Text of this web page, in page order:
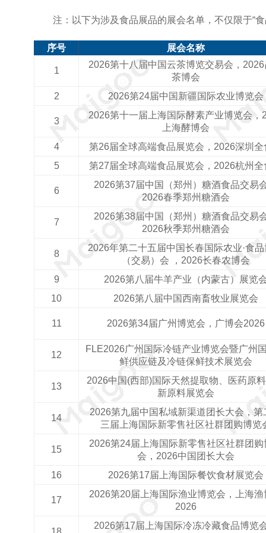
注：以下为涉及食品展品的展会名单，不仅限于“
序号
展会名称
2026第十八届中国云茶博览交易会，2026
茶博会
2026第24届中国新疆国际农业博览会
2026第十一届上海国际酵素产业博览会，
上海酵博会
第26届全球高端食品展览会，2026深圳全
第27届全球高端食品展览会，2026杭州全
2026第37届中国（郑州）糖酒食品交易
2026春季郑州糖酒会
2026第38届中国（郑州）糖酒食品交易
2026秋季郑州糖酒会
2026年第二十五届中国长春国际农业·食
（交易）会 ，2026长春农博会
2026第八届牛羊产业（内蒙古）展览
2026第八届中国西南畜牧业展览会
2026第34届广州博览会，广博会2026
FLE2026广州国际冷链产业博览会暨广州
鲜供应链及冷链保鲜技术展览会
2026中国(西部)国际天然提取物、医药原
新原料展览会
2026第九届中国私域新渠道团长大会，第
三届上海国际新零售社区社群团购博览
2026第24届上海国际新零售社区社群团购
会，2026中国团长大会
2026第17届上海国际餐饮食材展览会
2026第20届上海国际渔业博览会，上海渔
2026
2026第17届上海国际冷冻冷藏食品博览